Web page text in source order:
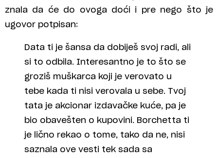
znala da će do ovoga doći i pre nego što je
ugovor potpisan:
Data ti je šansa da dobiješ svoj radi, ali
si to odbila. Interesantno je to što se
groziš muškarca koji je verovato u
tebe kada ti nisi verovala u sebe. Tvoj
tata je akcionar izdavačke kuće, pa je
bio obavešten o kupovini. Borchetta ti
je lično rekao o tome, tako da ne, nisi
saznala ove vesti tek sada sa